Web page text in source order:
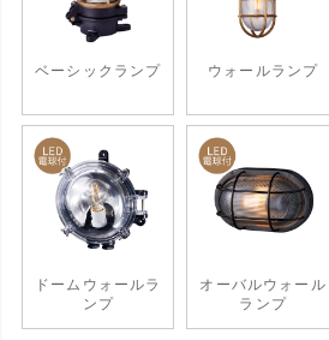
ベーシックランプ ウォールランプ
ドームウォールラ
ンプ
オーバルウォール
ランプ